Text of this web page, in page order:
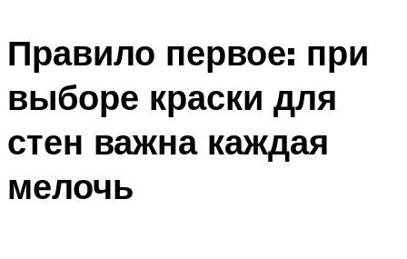
Правило первое: при
выборе краски для
стен важна каждая
мелочь